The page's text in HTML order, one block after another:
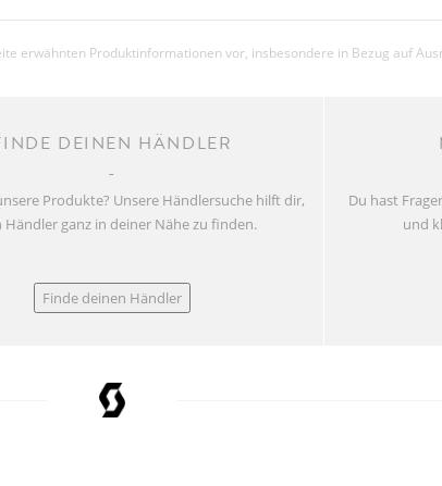
erwähnten Produktinformationen vor, insbesondere in Bezug auf
DEINEN HÄNDLER
Produkte? Unsere Händlersuche hilft dir,
Händler ganz in deiner Nähe zu finden.
Finde deinen Händler
Du hast
und